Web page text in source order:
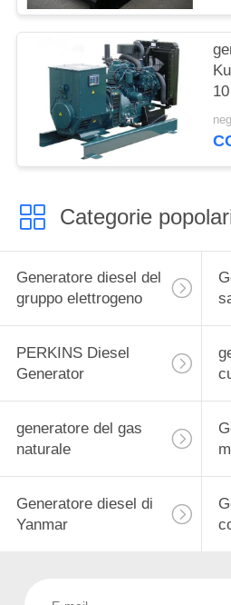
Categorie
Generatore diesel del
gruppo elettrogeno
PERKINS Diesel
Generator
generatore del gas
naturale
Generatore diesel di
Yanmar